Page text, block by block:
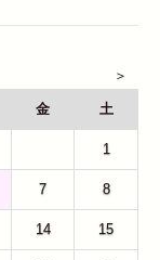
金 土
1
7 8
14 15